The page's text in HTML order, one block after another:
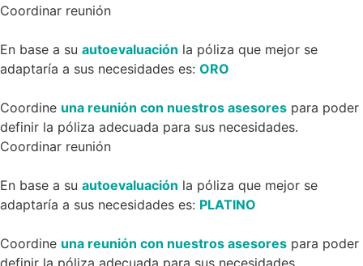
Coordinar reunión
En base a su autoevaluación la póliza que mejor se
adaptaría a sus necesidades es: ORO
Coordine una reunión con nuestros asesores para poder
definir la póliza adecuada para sus necesidades.
Coordinar reunión
En base a su autoevaluación la póliza que mejor se
adaptaría a sus necesidades es: PLATINO
Coordine una reunión con nuestros asesores para poder
definir la póliza adecuada para sus necesidades.